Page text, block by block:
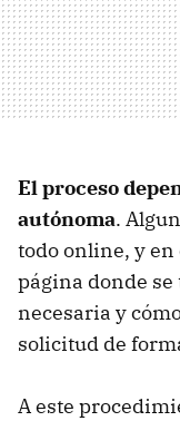
El proceso
autónoma.
todo online, y
página donde
necesaria y
solicitud de
A este